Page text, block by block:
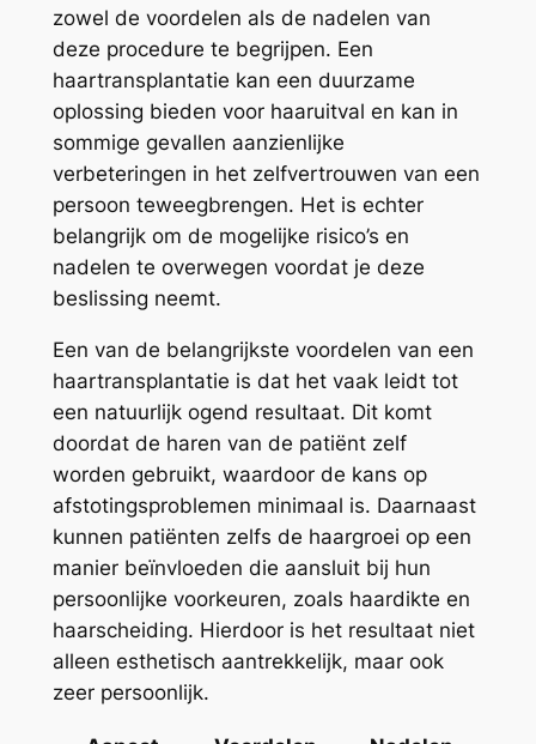
zowel de voordelen als de nadelen van
deze procedure te begrijpen. Een
haartransplantatie kan een duurzame
oplossing bieden voor haaruitval en kan in
sommige gevallen aanzienlijke
verbeteringen in het zelfvertrouwen van een
persoon teweegbrengen. Het is echter
belangrijk om de mogelijke risico’s en
nadelen te overwegen voordat je deze
beslissing neemt.
Een van de belangrijkste voordelen van een
haartransplantatie is dat het vaak leidt tot
een natuurlijk ogend resultaat. Dit komt
doordat de haren van de patiënt zelf
worden gebruikt, waardoor de kans op
afstotingsproblemen minimaal is. Daarnaast
kunnen patiënten zelfs de haargroei op een
manier beïnvloeden die aansluit bij hun
persoonlijke voorkeuren, zoals haardikte en
haarscheiding. Hierdoor is het resultaat niet
alleen esthetisch aantrekkelijk, maar ook
zeer persoonlijk.